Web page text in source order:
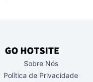
Sobre Nós
Política de Privacidade